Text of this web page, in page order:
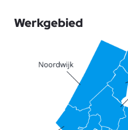
Werkgebied